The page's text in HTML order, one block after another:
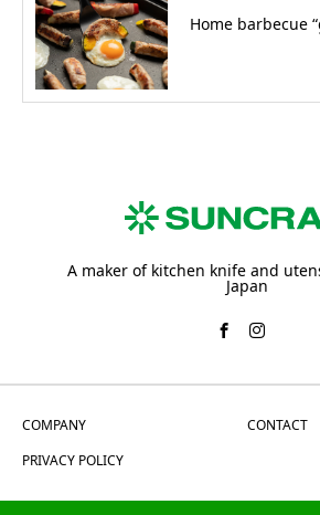
Home barbecue
A maker of kitchen knife and
Japan
COMPANY
CONTACT
PRIVACY POLICY